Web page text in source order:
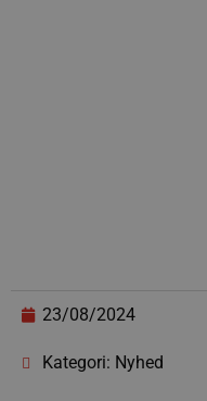
23/08/2024
Kategori: Nyhed